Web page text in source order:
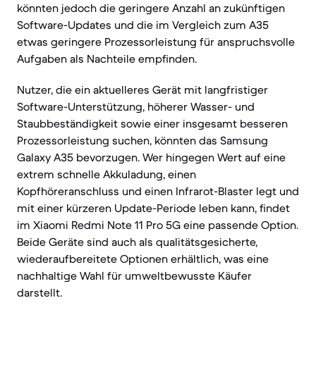
könnten jedoch die geringere Anzahl an zukünftigen
Software-Updates und die im Vergleich zum A35
etwas geringere Prozessorleistung für anspruchsvolle
Aufgaben als Nachteile empfinden.
Nutzer, die ein aktuelleres Gerät mit langfristiger
Software-Unterstützung, höherer Wasser- und
Staubbeständigkeit sowie einer insgesamt besseren
Prozessorleistung suchen, könnten das Samsung
Galaxy A35 bevorzugen. Wer hingegen Wert auf eine
extrem schnelle Akkuladung, einen
Kopfhöreranschluss und einen Infrarot-Blaster legt und
mit einer kürzeren Update-Periode leben kann, findet
im Xiaomi Redmi Note 11 Pro 5G eine passende Option.
Beide Geräte sind auch als qualitätsgesicherte,
wiederaufbereitete Optionen erhältlich, was eine
nachhaltige Wahl für umweltbewusste Käufer
darstellt.